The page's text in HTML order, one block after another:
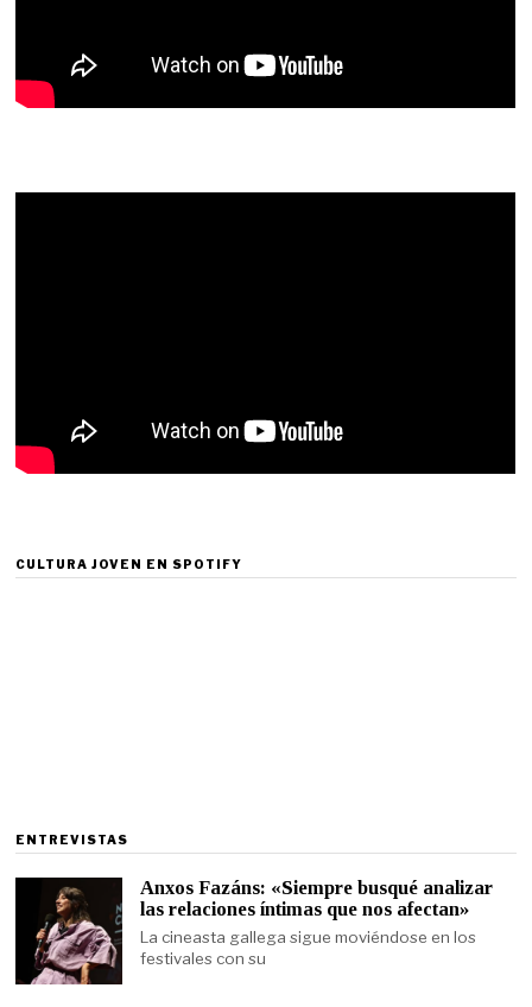
CULTURA JOVEN EN SPOTIFY
ENTREVISTAS
Anxos Fazáns: «Siempre busqué analizar
las relaciones íntimas que nos afectan»
La cineasta gallega sigue moviéndose en los
festivales con su